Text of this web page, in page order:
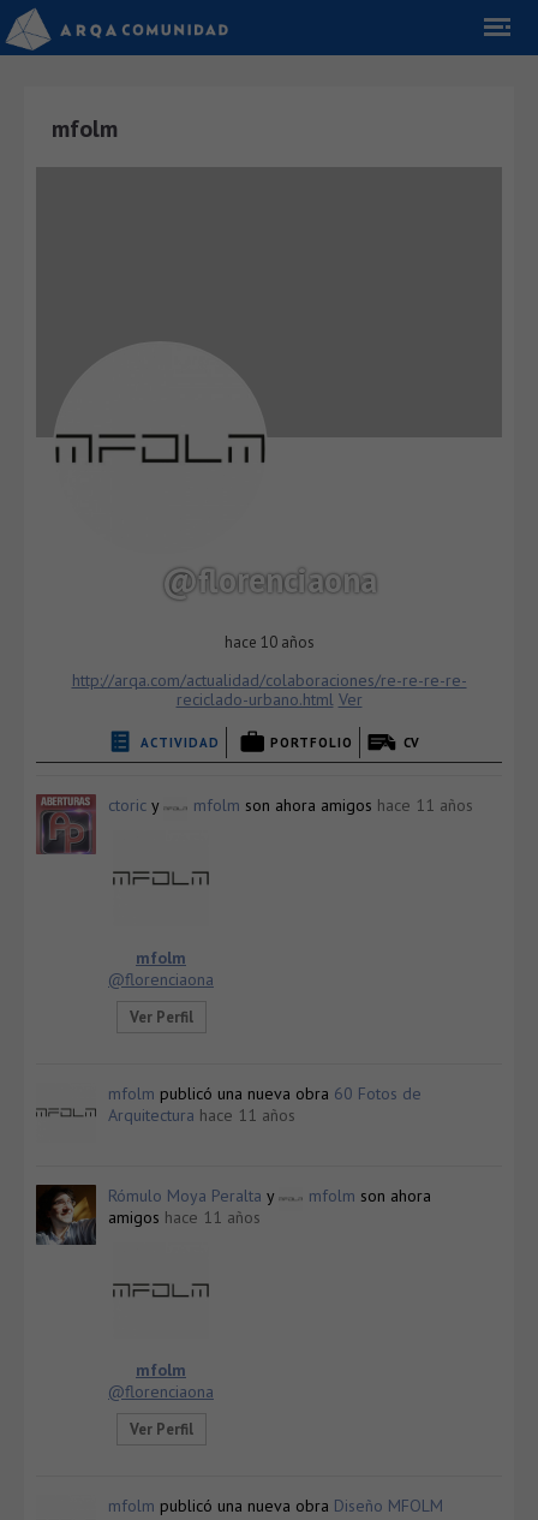
mfolm
@florenciaona
hace 10 años
http://arqa.com/actualidad/colaboraciones/re-re-re-re-
reciclado-urbano.html Ver
ACTIVIDAD PORTFOLIO CV
ctoric y mfolm son ahora amigos hace 11 años
mfolm
@florenciaona
Ver Perfil
mfolm publicó una nueva obra 60 Fotos de
Arquitectura hace 11 años
Rómulo Moya Peralta y mfolm son ahora
amigos hace 11 años
mfolm
@florenciaona
Ver Perfil
mfolm publicó una nueva obra Diseño MFOLM